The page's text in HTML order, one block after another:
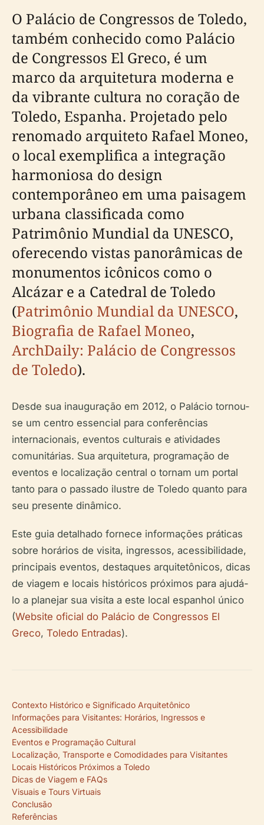
O Palácio de Congressos de Toledo,
também conhecido como Palácio
de Congressos El Greco, é um
marco da arquitetura moderna e
da vibrante cultura no coração de
Toledo, Espanha. Projetado pelo
renomado arquiteto Rafael Moneo,
o local exemplifica a integração
harmoniosa do design
contemporâneo em uma paisagem
urbana classificada como
Patrimônio Mundial da UNESCO,
oferecendo vistas panorâmicas de
monumentos icônicos como o
Alcázar e a Catedral de Toledo
(Patrimônio Mundial da UNESCO,
Biografia de Rafael Moneo,
ArchDaily: Palácio de Congressos
de Toledo).
Desde sua inauguração em 2012, o Palácio tornou-
se um centro essencial para conferências
internacionais, eventos culturais e atividades
comunitárias. Sua arquitetura, programação de
eventos e localização central o tornam um portal
tanto para o passado ilustre de Toledo quanto para
seu presente dinâmico.
Este guia detalhado fornece informações práticas
sobre horários de visita, ingressos, acessibilidade,
principais eventos, destaques arquitetônicos, dicas
de viagem e locais históricos próximos para ajudá-
lo a planejar sua visita a este local espanhol único
(Website oficial do Palácio de Congressos El
Greco, Toledo Entradas).
Contexto Histórico e Significado Arquitetônico
Informações para Visitantes: Horários, Ingressos e
Acessibilidade
Eventos e Programação Cultural
Localização, Transporte e Comodidades para Visitantes
Locais Históricos Próximos a Toledo
Dicas de Viagem e FAQs
Visuais e Tours Virtuais
Conclusão
Referências